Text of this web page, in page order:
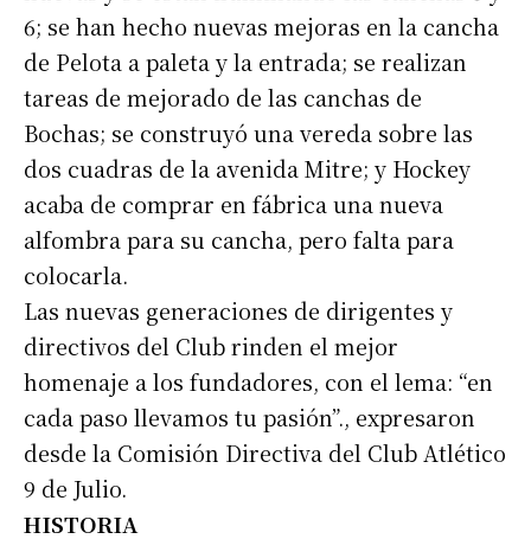
6; se han hecho nuevas mejoras en la cancha
de Pelota a paleta y la entrada; se realizan
tareas de mejorado de las canchas de
Bochas; se construyó una vereda sobre las
dos cuadras de la avenida Mitre; y Hockey
acaba de comprar en fábrica una nueva
alfombra para su cancha, pero falta para
colocarla.
Las nuevas generaciones de dirigentes y
directivos del Club rinden el mejor
homenaje a los fundadores, con el lema: “en
cada paso llevamos tu pasión”., expresaron
desde la Comisión Directiva del Club Atlético
9 de Julio.
HISTORIA